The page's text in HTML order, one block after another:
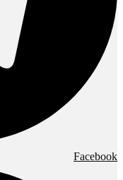
Facebook